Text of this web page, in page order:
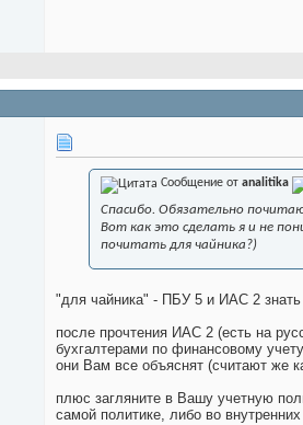
Сообщение от analitika
Спасибо. Обязательно
Вот как это сделать я и не
почитать для чайника?)
"для чайника" - ПБУ 5 и ИАС 2
после прочтения ИАС 2 (есть на
бухгалтерами по финансовому учету
они Вам все объяснят (считают же
плюс загляните в Вашу учетную
самой политике, либо во